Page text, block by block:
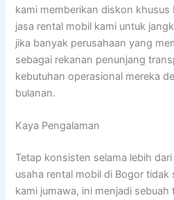
kami memberikan diskon khusus
jasa rental mobil kami untuk
jika banyak perusahaan yang
sebagai rekanan penunjang
kebutuhan operasional mereka
bulanan.
Kaya Pengalaman
Tetap konsisten selama lebih
usaha rental mobil di Bogor tidak
kami jumawa, ini menjadi